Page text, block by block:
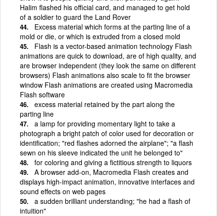
Halim flashed his official card, and managed to get hold
of a soldier to guard the Land Rover
Excess material which forms at the parting line of a
mold or die, or which is extruded from a closed mold
Flash is a vector-based animation technology Flash
animations are quick to download, are of high quality, and
are browser independent (they look the same on different
browsers) Flash animations also scale to fit the browser
window Flash animations are created using Macromedia
Flash software
excess material retained by the part along the
parting line
a lamp for providing momentary light to take a
photograph a bright patch of color used for decoration or
identification; "red flashes adorned the airplane"; "a flash
sewn on his sleeve indicated the unit he belonged to"
for coloring and giving a fictitious strength to liquors
A browser add-on, Macromedia Flash creates and
displays high-impact animation, innovative interfaces and
sound effects on web pages
a sudden brilliant understanding; "he had a flash of
intuition"